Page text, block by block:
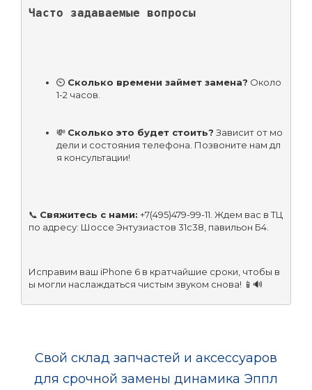
Часто задаваемые вопросы
⏲ Сколько времени займет замена? Около
1-2 часов.
💸 Сколько это будет стоить? Зависит от мо
дели и состояния телефона. Позвоните нам дл
я консультации!
📞 Свяжитесь с нами: +7(495)479-99-11. Ждем вас в ТЦ
по адресу: Шоссе Энтузиастов 31с38, павильон Б4.
Исправим ваш iPhone 6 в кратчайшие сроки, чтобы в
ы могли наслаждаться чистым звуком снова! 📱🔊
Свой склад запчастей и аксессуаров
для срочной замены динамика Эппл